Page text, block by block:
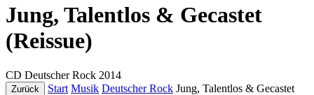
Jung, Talentlos & Gecastet
(Reissue)
CD Deutscher Rock 2014
Zurück Start Musik Deutscher Rock Jung, Talentlos & Gecastet